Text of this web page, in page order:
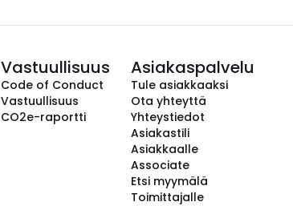
Vastuullisuus
Code of Conduct
Vastuullisuus
CO2e-raportti
Asiakaspalvelu
Tule asiakkaaksi
Ota yhteyttä
Yhteystiedot
Asiakastili
Asiakkaalle
Associate
Etsi myymälä
Toimittajalle